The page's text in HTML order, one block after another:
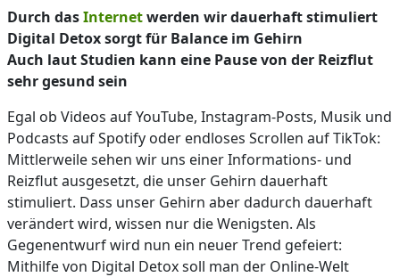
Durch dasInternetwerden wir dauerhaft stimuliert
Digital Detox sorgt für Balance im Gehirn
Auch laut Studien kann eine Pause von der Reizflut
sehr gesund sein
Egal ob Videos auf YouTube, Instagram-Posts, Musik und
Podcasts auf Spotify oder endloses Scrollen auf TikTok:
Mittlerweile sehen wir uns einer Informations- und
Reizflut ausgesetzt, die unser Gehirn dauerhaft
stimuliert. Dass unser Gehirn aber dadurch dauerhaft
verändert wird, wissen nur die Wenigsten. Als
Gegenentwurf wird nun ein neuer Trend gefeiert:
Mithilfe von Digital Detox soll man der Online-Welt